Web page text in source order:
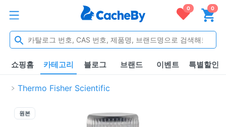
0 0
쇼핑홈 카테고리 블로그 브랜드 이벤트 특별할인
Thermo Fisher Scientific
원본